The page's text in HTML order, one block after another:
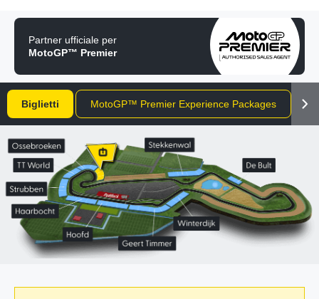
Partner ufficiale per
MotoGP™ Premier
Biglietti MotoGP™ Premier Experience Packages